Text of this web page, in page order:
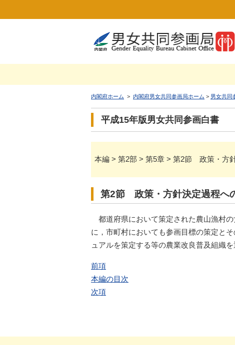
内閣府ホーム > 内閣府男女共同参画局ホーム > 男女共同
平成15年版男女共同参画白書
本編 > 第2部 > 第5章 > 第2節 政策・方
第2節 政策・方針決定過程へ
都道府県において策定された農山漁村
に，市町村においても参画目標の策定と
ュアルを策定する等の農業改良普及組織を
前項
本編の目次
次項